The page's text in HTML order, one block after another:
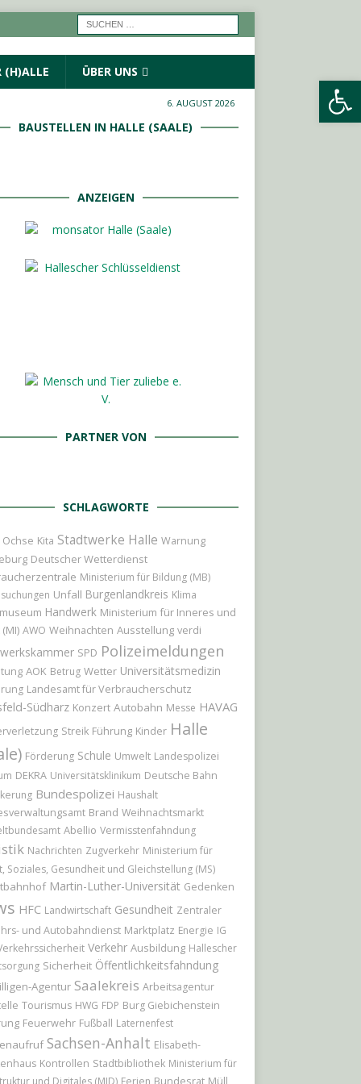
(H)ALLE ÜBER UNS
6. AUGUST 2026
BAUSTELLEN IN HALLE (SAALE)
ANZEIGEN
PARTNER VON
SCHLAGWORTE
Kita Stadtwerke Halle Warnung
Deutscher Wetterdienst
Ministerium für Bildung (MB)
Unfall Burgenlandkreis Klima
Handwerk Ministerium für Inneres und
AWO Weihnachten Ausstellung verdi
SPD Polizeimeldungen
AOK Betrug Wetter Universitätsmedizin
Landesamt für Verbraucherschutz
Südharz Konzert Autobahn Messe HAVAG
Streik Führung Kinder Halle
Förderung Schule Umwelt Landespolizei
DEKRA Universitätsklinikum Deutsche Bahn
Bundespolizei Haushalt
Brand Weihnachtsmarkt
Abellio Vermisstenfahndung
Nachrichten Zugverkehr Ministerium für
Soziales, Gesundheit und Gleichstellung (MS)
Martin-Luther-Universität Gedenken
HFC Landwirtschaft Gesundheit Zentraler
und Autobahndienst Marktplatz Energie IG
Verkehr Ausbildung Hallescher
Sicherheit Öffentlichkeitsfahndung
Agentur Saalekreis Arbeitsagentur
Tourismus HWG FDP Burg Giebichenstein
Feuerwehr Fußball Laternenfest
Sachsen-Anhalt Elisabeth-
Kontrollen Stadtbibliothek Ministerium für
und Digitales (MID) Ferien Bundesrat Müll
Werkzeugleiste öffnen